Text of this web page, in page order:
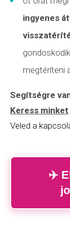
ingyenes
megtéríteni
Segítségre
Keress minket
Veled a
✈️